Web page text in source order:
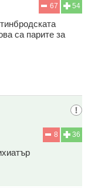
54
67
са парите за
36
8